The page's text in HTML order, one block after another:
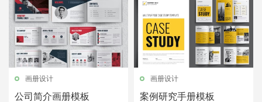
画册设计
公司简介画册模板
画册设计
案例研究手册模板